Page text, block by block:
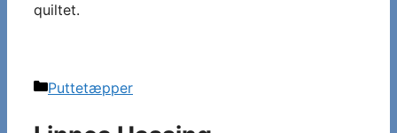
quiltet.
Kategorier
Puttetæpper